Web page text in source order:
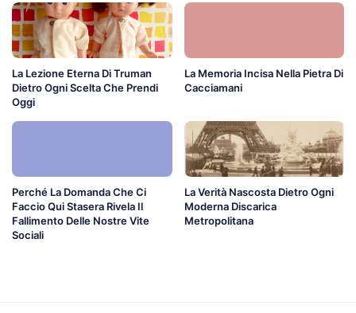
La Lezione Eterna Di Truman
Dietro Ogni Scelta Che Prendi
Oggi
La Memoria Incisa Nella Pietra Di
Cacciamani
Perché La Domanda Che Ci
Faccio Qui Stasera Rivela Il
Fallimento Delle Nostre Vite
Sociali
La Verità Nascosta Dietro Ogni
Moderna Discarica
Metropolitana